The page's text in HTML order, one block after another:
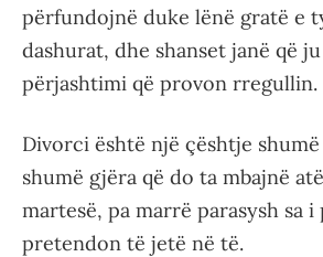
përfundojnë duke lënë gratë e
dashurat, dhe shanset janë që
përjashtimi që provon rregullin.
Divorci është një çështje
shumë gjëra që do ta mbajnë
martesë, pa marrë parasysh sa
pretendon të jetë në të.